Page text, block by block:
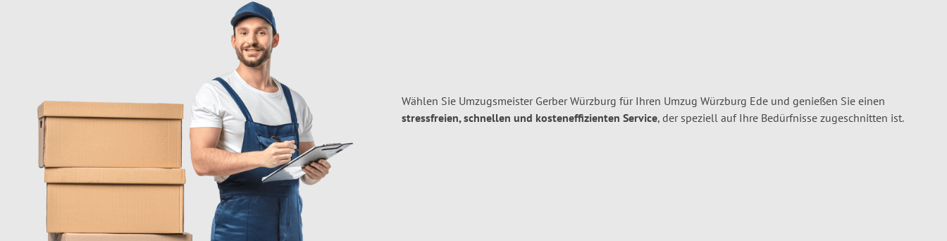
Wählen Sie Umzugsmeister Gerber Würzburg für Ihren Umzug Würzburg Ede und genießen Sie einen
stressfreien, schnellen und kosteneffizienten Service, der speziell auf Ihre Bedürfnisse zugeschnitten ist.